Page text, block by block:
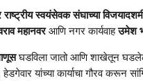
राष्ट्रीय स्वयंसेवक संघाच्या
महानवर आणि नगर कार्यवाह उमेश
घडविला जातो आणि शाखेतून
हेडगेवार यांच्या कार्याचा गौरव करून